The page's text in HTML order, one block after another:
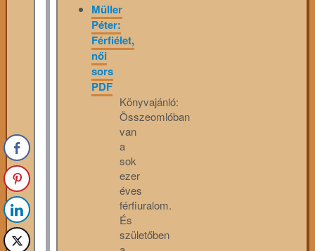
Müller
Péter:
Férfiélet,
női
sors
PDF
Könyvajánló:
Összeomlóban
van
a
sok
ezer
éves
férfiuralom.
És
születőben